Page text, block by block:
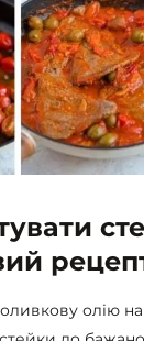
оливкову олію